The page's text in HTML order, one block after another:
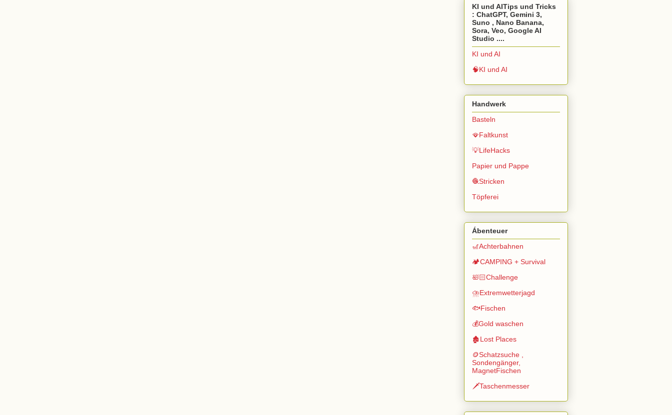
KI und AITips und Tricks
: ChatGPT, Gemini 3,
Suno , Nano Banana,
Sora, Veo, Google AI
Studio ....
KI und AI
🧠KI und AI
Handwerk
Basteln
🪭Faltkunst
💡LifeHacks
Papier und Pappe
🧶Stricken
Töpferei
Ábenteuer
🎢Achterbahnen
🏕️CAMPING + Survival
🛀🏻Challenge
⛈️Extremwetterjagd
🐟Fischen
💰Gold waschen
🏚️Lost Places
🪙Schatzsuche ,
Sondengänger,
MagnetFischen
🗡️Taschenmesser